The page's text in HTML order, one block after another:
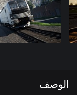
الوصف